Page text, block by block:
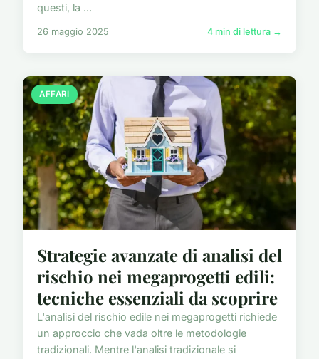
questi, la ...
26 maggio 2025 4 min di lettura →
AFFARI
Strategie avanzate di analisi del
rischio nei megaprogetti edili:
tecniche essenziali da scoprire
L'analisi del rischio edile nei megaprogetti richiede
un approccio che vada oltre le metodologie
tradizionali. Mentre l'analisi tradizionale si